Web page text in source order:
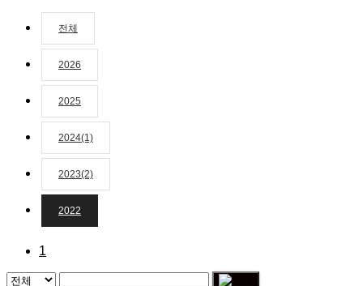
전체
2026
2025
2024(1)
2023(2)
2022
1